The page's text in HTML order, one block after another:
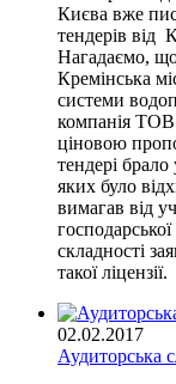
Києва вже
тендерів від
Нагадаємо,
Кремінська
системи
компанія
ціновою
тендері
яких було
вимагав від
складності
такої ліцензії.
02.02.2017
Аудиторська